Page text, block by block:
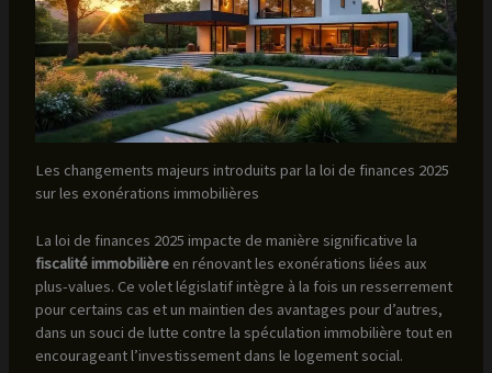
Les changements majeurs introduits par la loi de finances 2025
sur les exonérations immobilières
La loi de finances 2025 impacte de manière significative la
fiscalité immobilièreen rénovant les exonérations liées aux
plus-values. Ce volet législatif intègre à la fois un resserrement
pour certains cas et un maintien des avantages pour d’autres,
dans un souci de lutte contre la spéculation immobilière tout en
encourageant l’investissement dans le logement social.